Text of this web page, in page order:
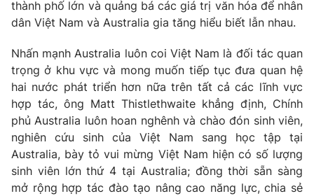
thành phố lớn và quảng bá các giá trị văn hóa để nhân
dân Việt Nam và Australia gia tăng hiểu biết lẫn nhau.
Nhấn mạnh Australia luôn coi Việt Nam là đối tác quan
trọng ở khu vực và mong muốn tiếp tục đưa quan hệ
hai nước phát triển hơn nữa trên tất cả các lĩnh vực
hợp tác, ông Matt Thistlethwaite khẳng định, Chính
phủ Australia luôn hoan nghênh và chào đón sinh viên,
nghiên cứu sinh của Việt Nam sang học tập tại
Australia, bày tỏ vui mừng Việt Nam hiện có số lượng
sinh viên lớn thứ 4 tại Australia; đồng thời sẵn sàng
mở rộng hợp tác đào tạo nâng cao năng lực, chia sẻ